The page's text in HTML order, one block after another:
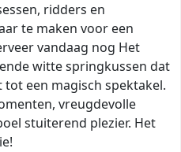
ridders en
te maken voor een
vandaag nog Het
witte springkussen dat
een magisch spektakel.
vreugdevolle
stuiterend plezier. Het